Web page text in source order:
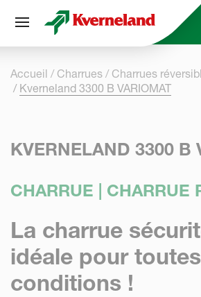
Skip to
Accueil Charrues
Charrues
Kverneland 3300 B VARIOMAT
KVERNELAND 3300 B
CHARRUE | CHARRUE
La charrue
idéale pour
conditions !
Panneau de gestion des cookies